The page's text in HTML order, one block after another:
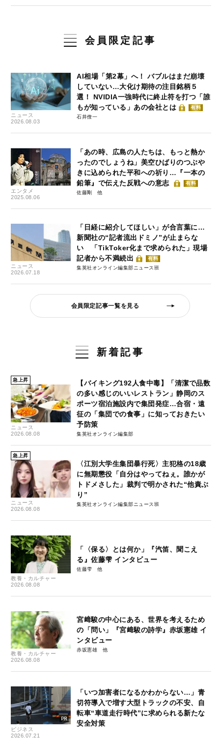
会員限定記事
ニュース
2026.08.03
AI相場「第2幕」へ！ バブルはまだ崩壊
していない…大化け期待の注目銘柄５
選！ NVIDIA一強時代に終止符を打つ「誰
もが知っている」あの会社とは
有料
石井僚一
エンタメ
2025.08.06
「あの時、広島の人たちは、もっと熱か
ったのでしょうね」美空ひばりのつぶや
きに込められた平和への祈り…『一本の
鉛筆』で伝えた反戦への意志
有料
佐藤剛
ニュース
2026.07.18
「日経に紹介してほしい」が合言葉に…
新聞社の“記者流出ドミノ”が止まらな
い 「TikToker化まで求められた」現場
記者から不満続出
有料
集英社オンライン編集部ニュース班
会員限定記事一覧を見る
新着記事
急上昇
ニュース
2026.08.08
【バイキング192人食中毒】「清潔で品数
の多い感じのいいレストラン」静岡のス
ポーツ宿泊施設内で集団発症…合宿・遠
征の「集団での食事」に知っておきたい
予防策
集英社オンライン編集部
急上昇
ニュース
2026.08.08
〈江別大学生集団暴行死〉主犯格の18歳
に無期懲役「自分はやってねぇ。誰かが
トドメさした」裁判で明かされた“他責ぶ
り”
集英社オンライン編集部ニュース班
教養・カルチャー
2026.08.08
「〈保る〉とは何か」『汽笛、聞こえ
る』佐藤雫 インタビュー
佐藤雫
教養・カルチャー
2026.08.08
宮﨑駿の中心にある、世界を考えるため
の「問い」『宮﨑駿の詩学』赤坂憲雄 イ
ンタビュー
赤坂憲雄
ビジネス
2026.07.21
「いつ加害者になるかわからない…」青
切符導入で増す大型トラックの不安、自
転車“車道走行時代”に求められる新たな
安全対策